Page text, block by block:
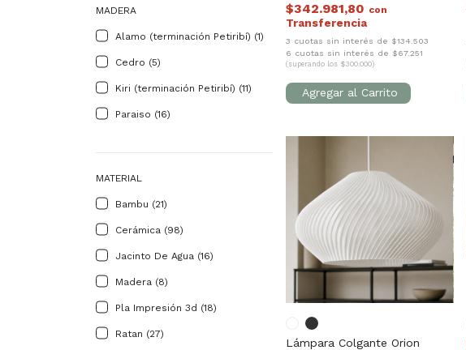
MADERA
Alamo (terminación Petiribí) (1)
Cedro (5)
Kiri (terminación Petiribí) (11)
Paraiso (16)
MATERIAL
Bambu (21)
Cerámica (98)
Jacinto De Agua (16)
Madera (8)
Pla Impresión 3d (18)
Ratan (27)
$342.981,80 con
3 cuotas sin interés de $134.503
6 cuotas sin interés de $67.251
(superando los $300.000)
Lámpara Colgante Orion